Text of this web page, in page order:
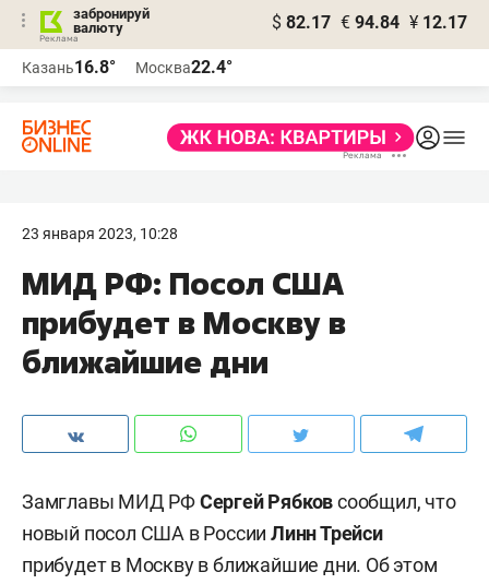
забронируй
валюту
$ 82.17 € 94.84 ¥ 12.17
Казань16.8° Москва22.4°
23 января 2023, 10:28
МИД РФ: Посол США
прибудет в Москву в
ближайшие дни
Замглавы МИД РФСергей Рябковсообщил, что
новый посол США в РоссииЛинн Трейси
прибудет в Москву в ближайшие дни. Об этом